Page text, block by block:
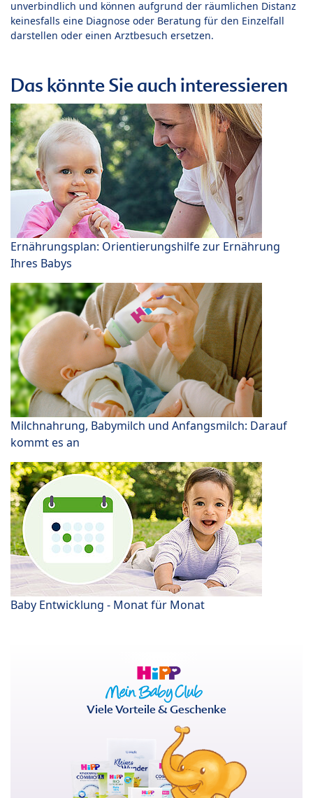
unverbindlich und können aufgrund der räumlichen Distanz
keinesfalls eine Diagnose oder Beratung für den Einzelfall
darstellen oder einen Arztbesuch ersetzen.
Das könnte Sie auch interessieren
Ernährungsplan: Orientierungshilfe zur Ernährung
Ihres Babys
Milchnahrung, Babymilch und Anfangsmilch: Darauf
kommt es an
Baby Entwicklung - Monat für Monat
Viele Vorteile & Geschenke